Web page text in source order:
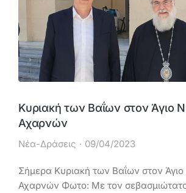
Κυριακή των Βαΐων στον Άγιο
Αχαρνών
Νέα-Δράσεις 09/04/2023
Σήμερα Κυριακή των Βαΐων στον
Αχαρνών Φωτο: Με τον